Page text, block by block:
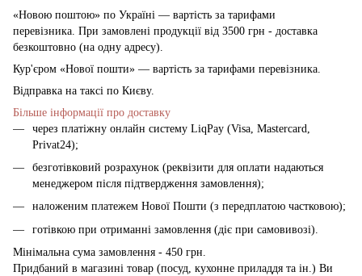
«Новою поштою» по Україні — вартість за тарифами
перевізника. При замовлені продукції від 3500 грн - доставка
безкоштовно (на одну адресу).
Кур'єром «Нової пошти» — вартість за тарифами перевізника.
Відправка на таксі по Києву.
Більше інформації про доставку
через платіжну онлайн систему LiqPay (Visa, Mastercard,
Privat24);
безготівковий розрахунок (реквізити для оплати надаються
менеджером після підтвердження замовлення);
наложеним платежем Нової Пошти (з передплатою частковою);
готівкою при отриманні замовлення (діє при самовивозі).
Мінімальна сума замовлення - 450 грн.
Придбаний в магазині товар (посуд, кухонне приладдя та ін.) Ви